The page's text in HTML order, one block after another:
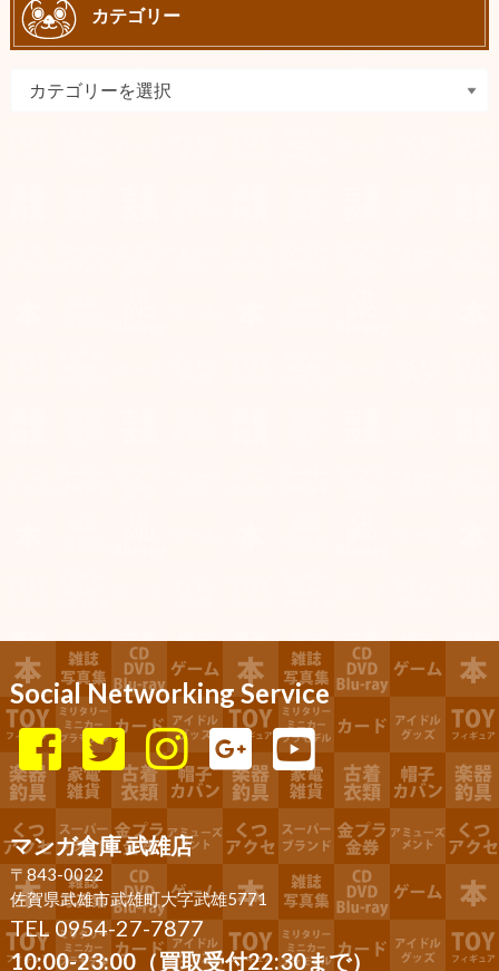
カテゴリー
Social Networking Service
マンガ倉庫 武雄店
〒843-0022
佐賀県武雄市武雄町大字武雄5771
TEL 0954-27-7877
10:00-23:00（買取受付22:30まで）